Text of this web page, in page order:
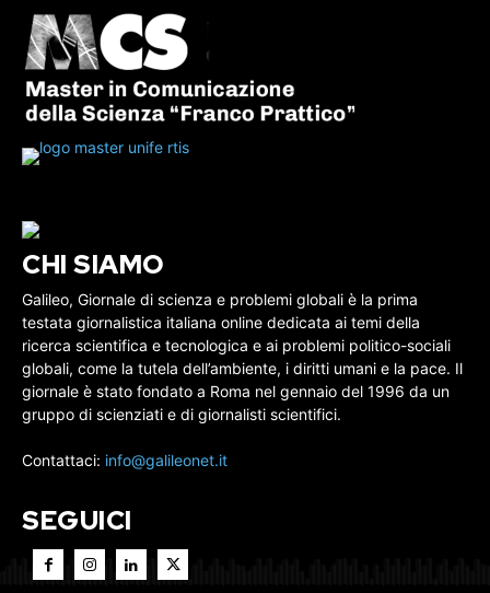
CHI SIAMO
Galileo, Giornale di scienza e problemi globali è la prima
testata giornalistica italiana online dedicata ai temi della
ricerca scientifica e tecnologica e ai problemi politico-sociali
globali, come la tutela dell’ambiente, i diritti umani e la pace. Il
giornale è stato fondato a Roma nel gennaio del 1996 da un
gruppo di scienziati e di giornalisti scientifici.
Contattaci: info@galileonet.it
SEGUICI